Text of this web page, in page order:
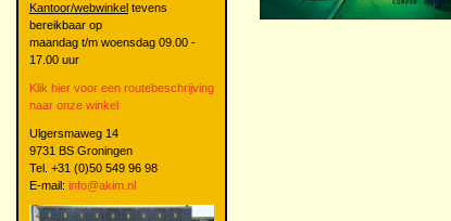
Kantoor/webwinkel tevens
bereikbaar op
maandag t/m woensdag 09.00 -
17.00 uur
Klik hier voor een routebeschrijving
naar onze winkel
Ulgersmaweg 14
9731 BS Groningen
Tel. +31 (0)50 549 96 98
E-mail: info@akim.nl